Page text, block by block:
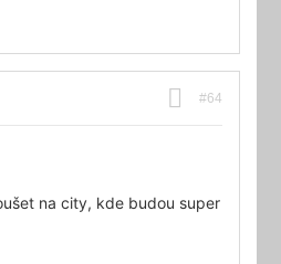
#64
na city, kde budou super